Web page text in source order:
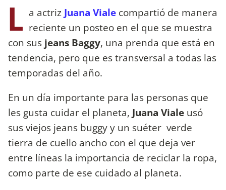
L a actriz Juana Viale compartió de manera
reciente un posteo en el que se muestra
con sus jeans Baggy, una prenda que está en
tendencia, pero que es transversal a todas las
temporadas del año.
En un día importante para las personas que
les gusta cuidar el planeta, Juana Viale usó
sus viejos jeans buggy y un suéter verde
tierra de cuello ancho con el que deja ver
entre líneas la importancia de reciclar la ropa,
como parte de ese cuidado al planeta.